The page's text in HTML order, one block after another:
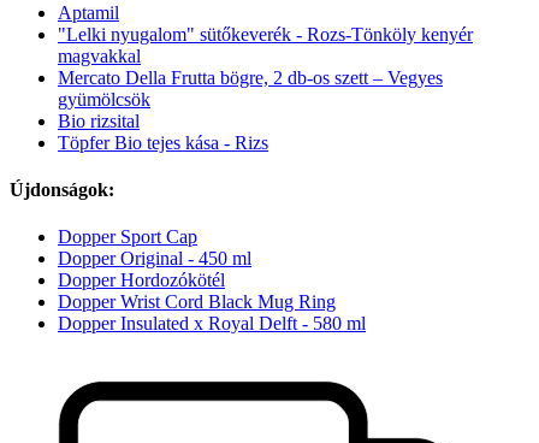
Aptamil
"Lelki nyugalom" sütőkeverék - Rozs-Tönköly kenyér
magvakkal
Mercato Della Frutta bögre, 2 db-os szett – Vegyes
gyümölcsök
Bio rizsital
Töpfer Bio tejes kása - Rizs
Újdonságok:
Dopper Sport Cap
Dopper Original - 450 ml
Dopper Hordozókötél
Dopper Wrist Cord Black Mug Ring
Dopper Insulated x Royal Delft - 580 ml